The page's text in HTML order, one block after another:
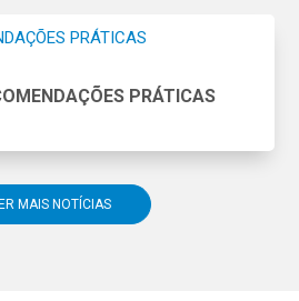
PRÁTICAS
MAIS NOTÍCIAS